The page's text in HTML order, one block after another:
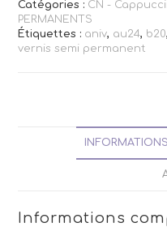
Catégories : CN -
PERMANENTS
Étiquettes : aniv, au24, b20,
vernis semi permanent
Informations